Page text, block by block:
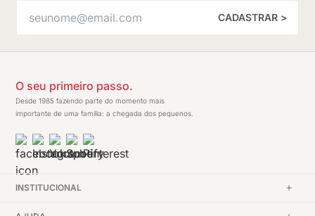
CADASTRAR >
O seu primeiro passo.
Desde 1985 fazendo parte do momento mais
importante de uma família: a chegada dos pequenos.
INSTITUCIONAL